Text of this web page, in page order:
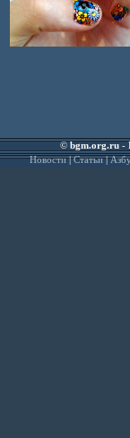
©bgm.org.ru-
Новости|Статьи|